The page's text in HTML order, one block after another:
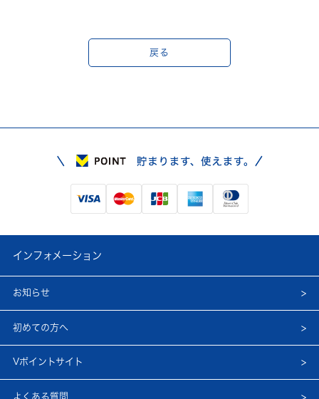
戻る
インフォメーション
お知らせ
初めての方へ
Vポイントサイト
よくある質問